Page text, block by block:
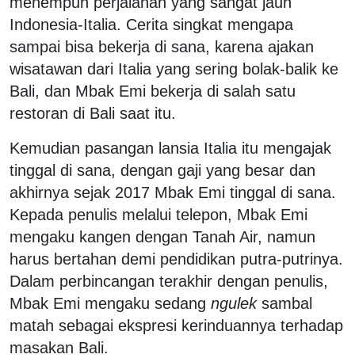
Indonesia-Italia. Cerita singkat mengapa
sampai bisa bekerja di sana, karena ajakan
wisatawan dari Italia yang sering bolak-balik ke
Bali, dan Mbak Emi bekerja di salah satu
restoran di Bali saat itu.
Kemudian pasangan lansia Italia itu mengajak
tinggal di sana, dengan gaji yang besar dan
akhirnya sejak 2017 Mbak Emi tinggal di sana.
Kepada penulis melalui telepon, Mbak Emi
mengaku kangen dengan Tanah Air, namun
harus bertahan demi pendidikan putra-putrinya.
Dalam perbincangan terakhir dengan penulis,
Mbak Emi mengaku sedang nguleksambal
matah sebagai ekspresi kerinduannya terhadap
masakan Bali.